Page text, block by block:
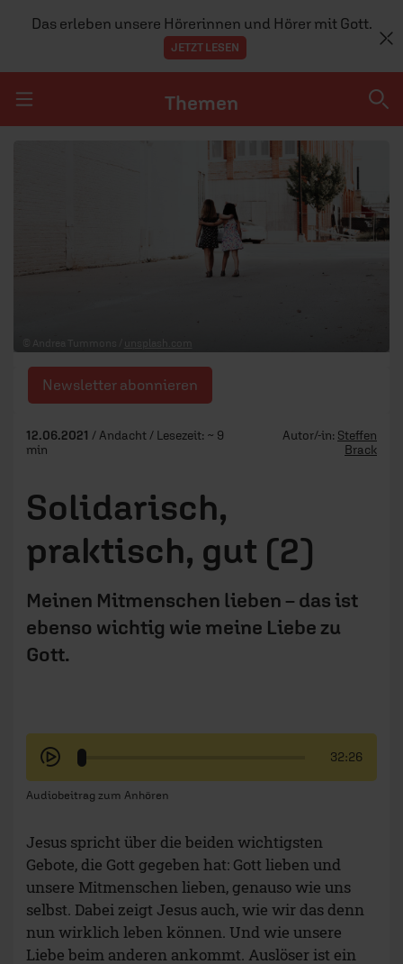
Das erleben unsere Hörerinnen und Hörer mit Gott.
JETZT LESEN
Themen
TEAM
© Andrea Tummons /
Newsletter abonnieren
12.06.2021 / Andacht / Lesezeit: ~ 9
min
Autor/-in: Steffen
Brack
Solidarisch,
praktisch, gut (2)
Meinen Mitmenschen lieben – das ist
ebenso wichtig wie meine Liebe zu
Gott.
32:26
Audiobeitrag zum Anhören
Jesus spricht über die beiden wichtigsten
Gebote, die Gott gegeben hat: Gott lieben und
unsere Mitmenschen lieben, genauso wie uns
selbst. Dabei zeigt Jesus auch, wie wir das denn
nun wirklich leben können. Und wie unsere
Liebe beim anderen ankommt. Auslöser ist ein